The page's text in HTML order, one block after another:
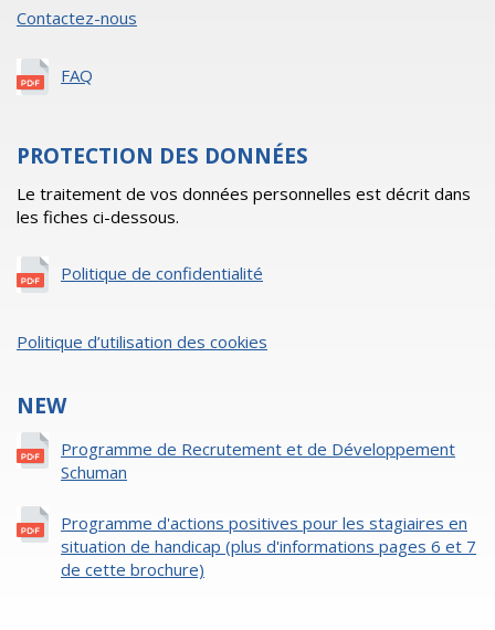
Contactez-nous
FAQ
PROTECTION DES DONNÉES
Le traitement de vos données personnelles est décrit dans
les fiches ci-dessous.
Politique de confidentialité
Politique d’utilisation des cookies
NEW
Programme de Recrutement et de Développement
Schuman
Programme d'actions positives pour les stagiaires en
situation de handicap (plus d'informations pages 6 et 7
de cette brochure)